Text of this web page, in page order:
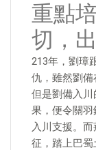
重點
切，
213年，劉璋
仇，雖然劉備
但是劉備入
果，便令關
入川支援。
征，踏上巴蜀